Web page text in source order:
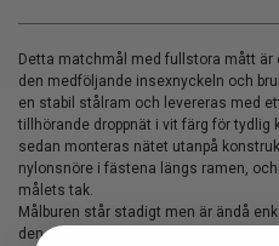
Detta matchmål med fullstora mått
den medföljande insexnyckeln och
en stabil stålram och levereras med
tillhörande droppnät i vit färg för tydlig
sedan monteras nätet utanpå
nylonsnöre i fästena längs ramen,
målets tak.
Målburen står stadigt men är ändå
den. Perfekt för skolor, klubbar, i